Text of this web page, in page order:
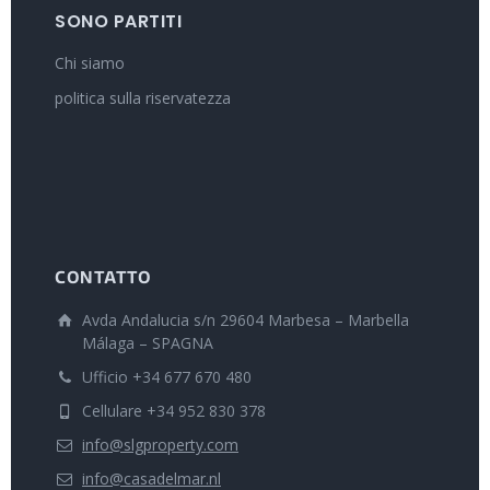
SONO PARTITI
Chi siamo
politica sulla riservatezza
CONTATTO
Avda Andalucia s/n 29604 Marbesa – Marbella
Málaga – SPAGNA
Ufficio +34 677 670 480
Cellulare +34 952 830 378
info@slgproperty.com
info@casadelmar.nl